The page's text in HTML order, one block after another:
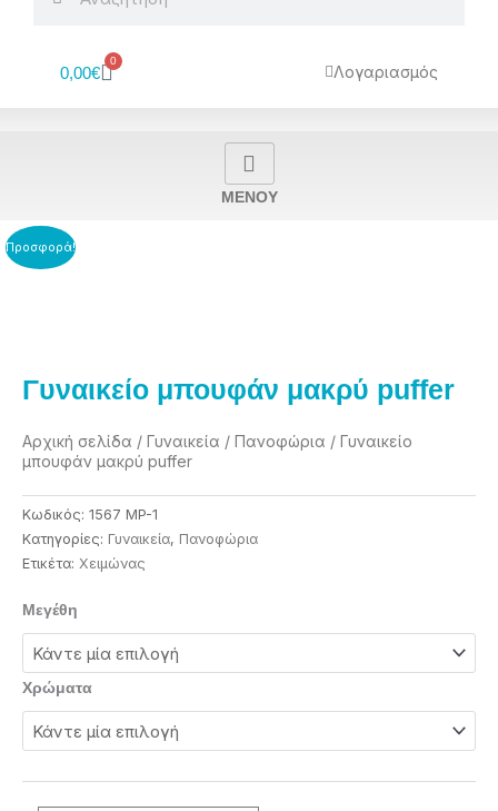
0,00€
0
Cart Λογαριασμός
MENOY
Προσφορά!
Γυναικείο μπουφάν μακρύ puffer
Αρχική σελίδα / Γυναικεία / Πανοφώρια / Γυναικείο
μπουφάν μακρύ puffer
Κωδικός: 1567 MP-1
Κατηγορίες: Γυναικεία, Πανοφώρια
Ετικέτα: Χειμώνας
Μεγέθη
Χρώματα
Γυναικείο
μπουφάν
μακρύ
puffer